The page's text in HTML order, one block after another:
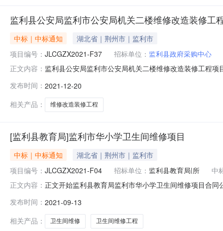
监利县公安局监利市公安局机关二楼维修改造装修工
中标｜中标通知
湖北省｜荆州市｜监利市
项目编号： JLCGZX2021-F37 招标单位： 监利县政府采购中心
正文内容： 监利县公安局监利市公安局机关二楼维修改造装修工程
三、项目名称监利市公安局机关二楼维修改造装修工程
发布时间： 2021-12-20
相关产品：
维修改造装修工程
[监利县教育局]监利市华小学卫生间维修项目
中标｜中标通知
湖北省｜荆州市｜监利市
项目编号： JLCGZX2021-F04 招标单位： 监利县教育局|所
中
正文内容： 正文开始监利县教育局监利市华小学卫生间维修项目合
利市华小学3、联系方式：139899903364、供应商（乙
发布时间： 2021-09-13
相关产品：
卫生间维修 卫生间维修工程